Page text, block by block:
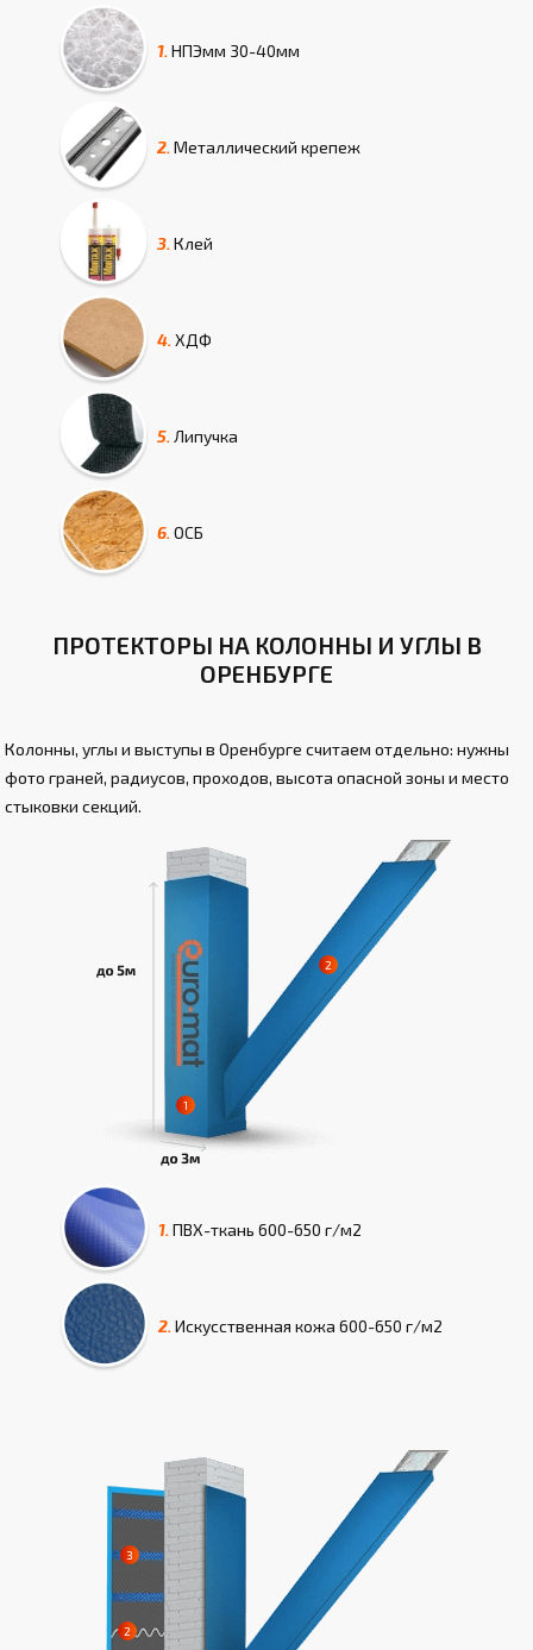
1. НПЭмм 30-40мм
2. Металлический крепеж
3. Клей
4. ХДФ
5. Липучка
6. ОСБ
ПРОТЕКТОРЫ НА КОЛОННЫ И УГЛЫ В
ОРЕНБУРГЕ
Колонны, углы и выступы в Оренбурге считаем отдельно: нужны
фото граней, радиусов, проходов, высота опасной зоны и место
стыковки секций.
1. ПВХ-ткань 600-650 г/м2
2. Искусcтвенная кожа 600-650 г/м2